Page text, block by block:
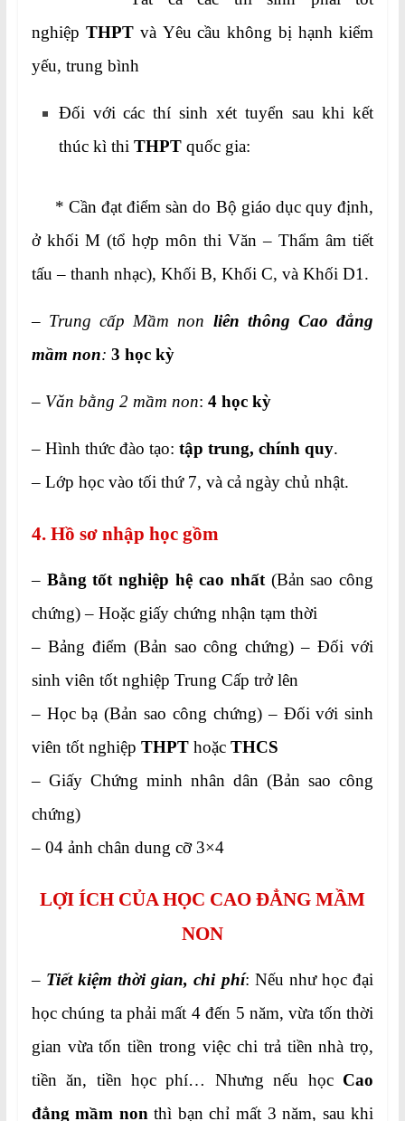
nghiệp THPTvà Yêu cầu không bị hạnh kiểm
yếu, trung bình
Đối với các thí sinh xét tuyển sau khi kết
thúc kì thiTHPTquốc gia:
* Cần đạt điểm sàn do Bộ giáo dục quy định,
ở khối M (tổ hợp môn thi Văn – Thẩm âm tiết
tấu – thanh nhạc), Khối B, Khối C, và Khối D1.
– Trung cấp Mầm non liên thông Cao đẳng
mầm non: 3 học kỳ
– Văn bằng 2 mầm non: 4 học kỳ
– Hình thức đào tạo: tập trung, chính quy.
– Lớp học vào tối thứ 7, và cả ngày chủ nhật.
4. Hồ sơ nhập học gồm
– Bằng tốt nghiệp hệ cao nhất(Bản sao công
chứng) – Hoặc giấy chứng nhận tạm thời
– Bảng điểm (Bản sao công chứng) – Đối với
sinh viên tốt nghiệp Trung Cấp trở lên
– Học bạ (Bản sao công chứng) – Đối với sinh
viên tốt nghiệp THPThoặc THCS
– Giấy Chứng minh nhân dân (Bản sao công
chứng)
– 04 ảnh chân dung cỡ 3×4
LỢI ÍCH CỦA HỌC CAO ĐẲNG MẦM
NON
– Tiết kiệm thời gian, chi phí: Nếu như học đại
học chúng ta phải mất 4 đến 5 năm, vừa tốn thời
gian vừa tốn tiền trong việc chi trả tiền nhà trọ,
tiền ăn, tiền học phí… Nhưng nếu họcCao
đẳng mầm nonthì bạn chỉ mất 3 năm, sau khi